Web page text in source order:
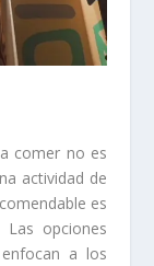
comer no es
actividad de
es
opciones
a los